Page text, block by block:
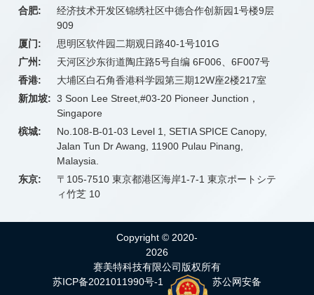
合肥:
经济技术开发区锦绣社区中德合作创新园1号楼9层
909
厦门:
思明区软件园二期观日路40-1号101G
广州:
天河区沙东街道陶庄路5号自编 6F006、6F007号
香港:
大埔区白石角香港科学园第三期12W座2楼217室
新加坡: 3 Soon Lee Street,#03-20 Pioneer Junction，
Singapore
槟城:
No.108-B-01-03 Level 1, SETIA SPICE Canopy,
Jalan Tun Dr Awang, 11900 Pulau Pinang,
Malaysia.
东京:
〒105-7510 東京都港区海岸1-7-1 東京ポートシテ
ィ竹芝 10
Copyright © 2020-
2026
赛美特科技有限公司版权所有
苏ICP备2021011990号-1
苏公网安备